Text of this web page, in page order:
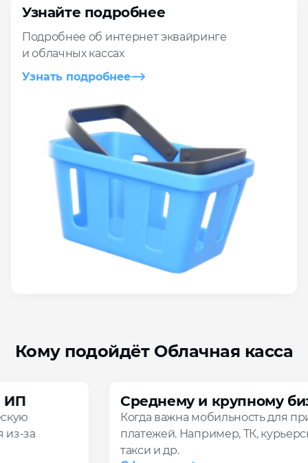
Узнайте подробнее
Подробнее об интернет эквайринге
и облачных кассах
Узнать подробнее
Кому подойдёт Облачная касса
Среднему и крупному бизнесу
Когда важна мобильность для приёма
платежей. Например, ТК, курьерским службам,